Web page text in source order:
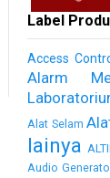
Label
Access
Alarm
Alat Selam
lainya
Audio